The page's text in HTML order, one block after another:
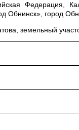
Федерация,
Обнинск», город
земельный